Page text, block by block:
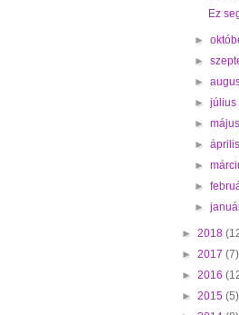
Ez
►
►
►
►
►
►
►
►
►
► 2018
► 2017 (7)
► 2016
► 2015 (5)